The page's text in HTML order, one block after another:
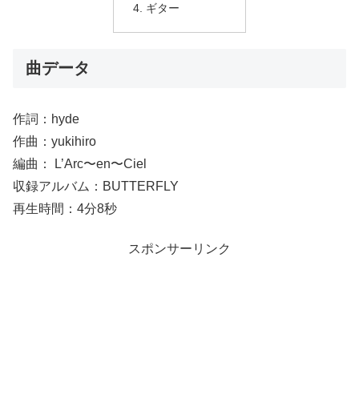
ギター
曲データ
作詞：hyde
作曲：yukihiro
編曲： L’Arc〜en〜Ciel
収録アルバム：BUTTERFLY
再生時間：4分8秒
スポンサーリンク